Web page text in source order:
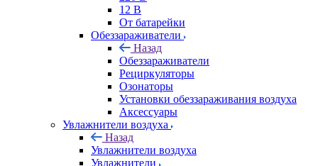
12 В
От батарейки
Обеззараживатели
Назад
Обеззараживатели
Рециркуляторы
Озонаторы
Установки обеззараживания воздуха
Аксессуары
Увлажнители воздуха
Назад
Увлажнители воздуха
Увлажнители